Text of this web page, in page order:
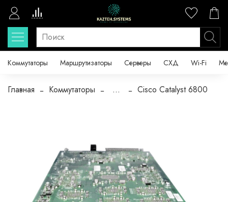
Коммутаторы Маршрутизаторы Серверы СХД Wi-Fi
Главная Коммутаторы ... Cisco Catalyst 6800